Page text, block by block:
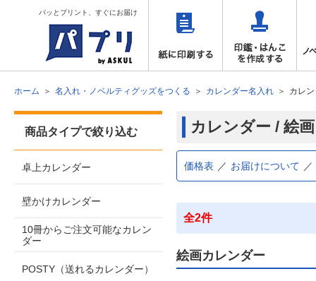
パッとプリント、すぐにお届け
ホーム 名入れ・ノベルティグッズをつくる カレンダー名入れ カレ
カレンダー / 絵
価格表 お届けについて
全2件
絵画カレンダー
商品タイプで絞り込む
卓上カレンダー
壁かけカレンダー
10冊からご注文可能なカレン
ダー
POSTY（送れるカレンダー）